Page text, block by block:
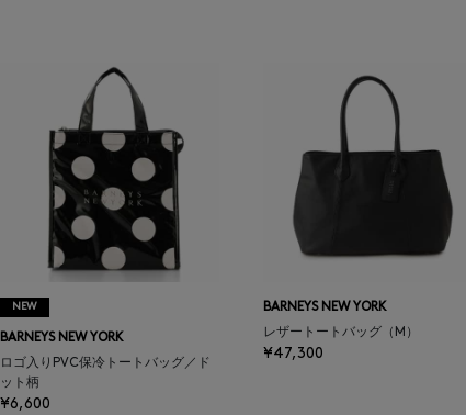
NEW
BARNEYS NEW YORK
ロゴ入りPVC保冷トートバッグ／ド
ット柄
¥6,600
BARNEYS NEW YORK
レザートートバッグ（M）
¥47,300